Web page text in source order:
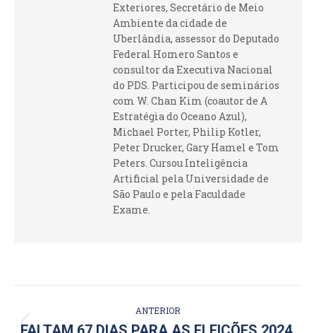
Exteriores, Secretário de Meio
Ambiente da cidade de
Uberlândia, assessor do Deputado
Federal Homero Santos e
consultor da Executiva Nacional
do PDS. Participou de seminários
com W. Chan Kim (coautor de A
Estratégia do Oceano Azul),
Michael Porter, Philip Kotler,
Peter Drucker, Gary Hamel e Tom
Peters. Cursou Inteligência
Artificial pela Universidade de
São Paulo e pela Faculdade
Exame.
DE
ANTERIOR
Post